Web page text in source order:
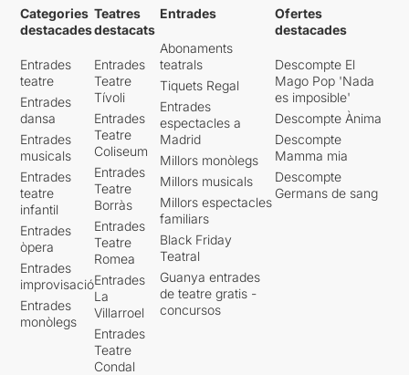
Categories
destacades
Entrades
teatre
Entrades
dansa
Entrades
musicals
Entrades
teatre
infantil
Entrades
òpera
Entrades
improvisació
Entrades
monòlegs
Teatres
destacats
Entrades
Teatre
Tívoli
Entrades
Teatre
Coliseum
Entrades
Teatre
Borràs
Entrades
Teatre
Romea
Entrades
La
Villarroel
Entrades
Teatre
Condal
Entrades
Abonaments
teatrals
Tiquets Regal
Entrades
espectacles a
Madrid
Millors monòlegs
Millors musicals
Millors espectacles
familiars
Black Friday
Teatral
Guanya entrades
de teatre gratis -
concursos
Ofertes
destacades
Descompte El
Mago Pop 'Nada
es imposible'
Descompte Ànima
Descompte
Mamma mia
Descompte
Germans de sang